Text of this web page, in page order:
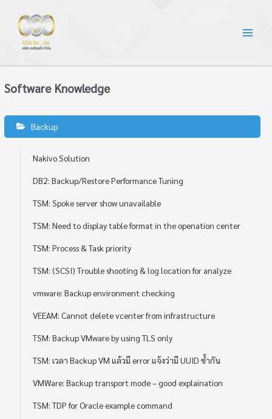
Software Knowledge
Backup
Nakivo Solution
DB2: Backup/Restore Performance Tuning
TSM: Spoke server show unavailable
TSM: Need to display table format in the openation center
TSM: Process & Task priority
TSM: (SCSI) Trouble shooting & log location for analyze
vmware: Backup environment checking
VEEAM: Cannot delete vcenter from infrastructure
TSM: Backup VMware by using TLS only
TSM: เวลา Backup VM แล้วมี error แจ้งว่ามี UUID ซ้ำกัน
VMWare: Backup transport mode – good explaination
TSM: TDP for Oracle example command